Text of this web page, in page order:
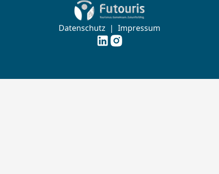
Zur Startseite von Futouris e.V.
Datenschutz | Impressum